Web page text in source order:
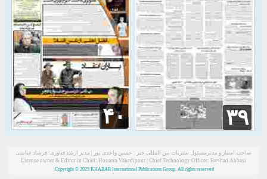
۳۹ ۴۰
صاحب امتیاز و مدیرمسئول نشریات بین المللی خبر : حسین واحدی پور | مدیر ارشد فناوری: فرشاد عباسی
License owner & Editor in Chief: Hossein Vahedipour | Chief Technology Officer: Farshad Abbasi
Copyright © 2025 KHABAR International Publications Group. All rights reserved.